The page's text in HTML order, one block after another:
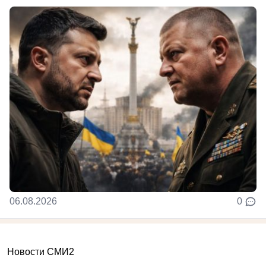
06.08.2026 0
Новости СМИ2